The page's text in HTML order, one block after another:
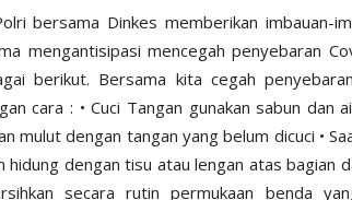
bersama Dinkes memberikan imbauan-
mengantisipasi mencegah penyebaran
berikut. Bersama kita cegah
cara : • Cuci Tangan gunakan sabun dan
mulut dengan tangan yang belum dicuci •
hidung dengan tisu atau lengan atas bagian
secara rutin permukaan benda